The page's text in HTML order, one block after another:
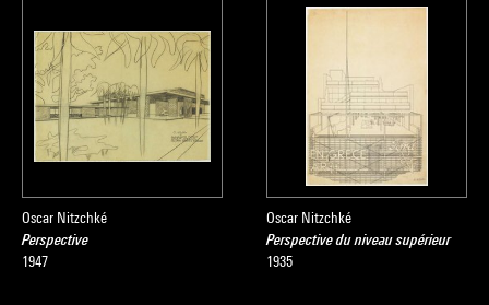
Oscar Nitzchké
Perspective
1947
Oscar Nitzchké
Perspective du niveau supérieur
1935